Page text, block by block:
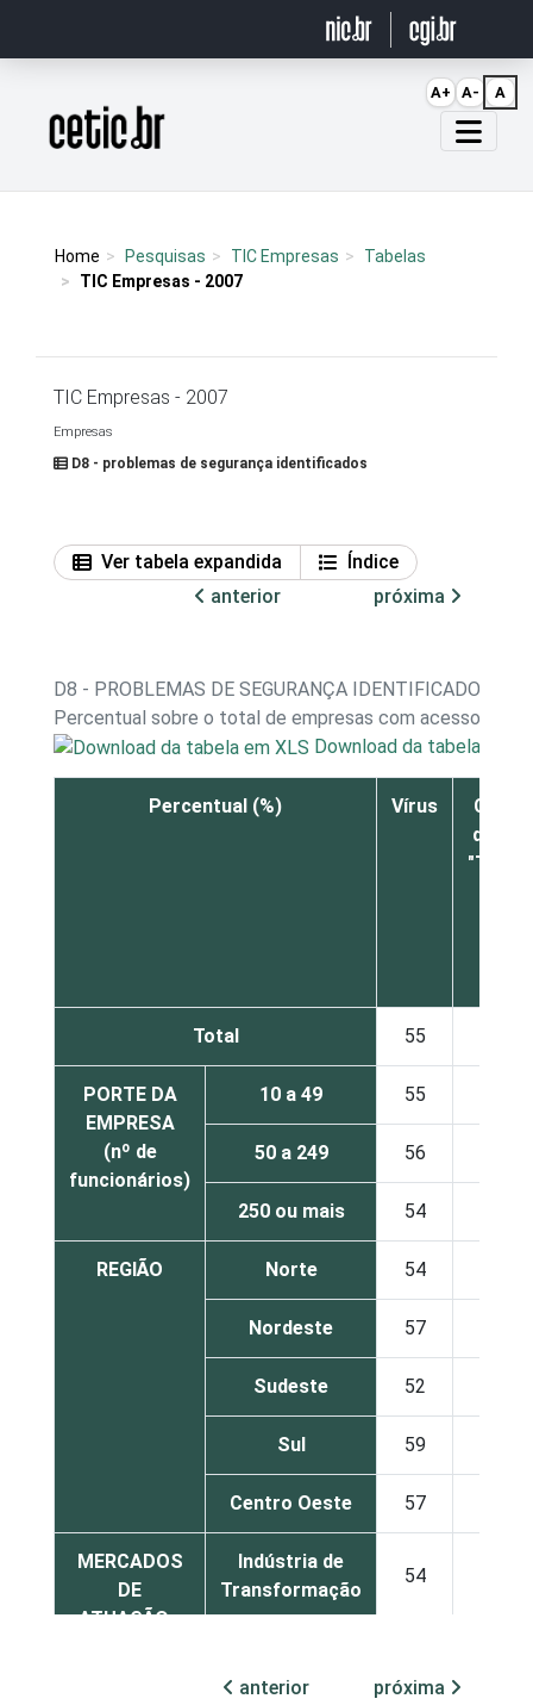
Página inicial
Home Pesquisas TIC Empresas
Tabelas
TIC Empresas - 2007
TIC Empresas - 2007
Empresas
D8 - problemas de segurança identificados
Ver tabela expandida
Índice
anterior
próxima
D8 - PROBLEMAS DE SEGURANÇA IDENTIFICADOS
Percentual sobre o total de empresas com acesso à
Download da tabela em
Percentual (%) Vírus
de
Total 55
PORTE DA
EMPRESA
(nº de
funcionários)
10 a 49 55
50 a 249 56
250 ou mais 54
REGIÃO Norte 54
Nordeste 57
Sudeste 52
Sul 59
Centro Oeste 57
MERCADOS
DE
ATUAÇÃO -
Indústria de
Transformação
54
anterior próxima
A+ A- A